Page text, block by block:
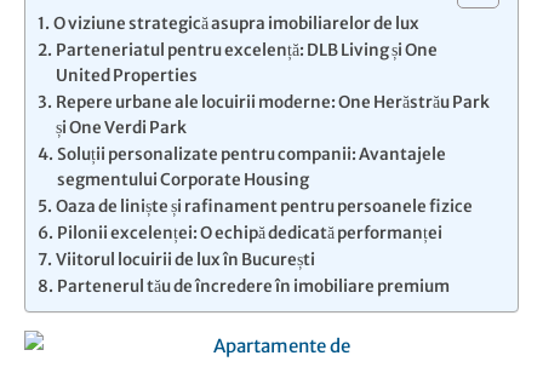
O viziune strategică asupra imobiliarelor de lux
Parteneriatul pentru excelență: DLB Living și One
United Properties
Repere urbane ale locuirii moderne: One Herăstrău Park
și One Verdi Park
Soluții personalizate pentru companii: Avantajele
segmentului Corporate Housing
Oaza de liniște și rafinament pentru persoanele fizice
Pilonii excelenței: O echipă dedicată performanței
Viitorul locuirii de lux în București
Partenerul tău de încredere în imobiliare premium